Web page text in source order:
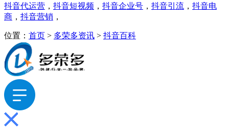
抖音代运营 ， 抖音短视频 ， 抖音企业号 ， 抖音引流 ， 抖音电
商 ， 抖音营销 ，
位置： 首页 > 多荣多资讯 > 抖音百科